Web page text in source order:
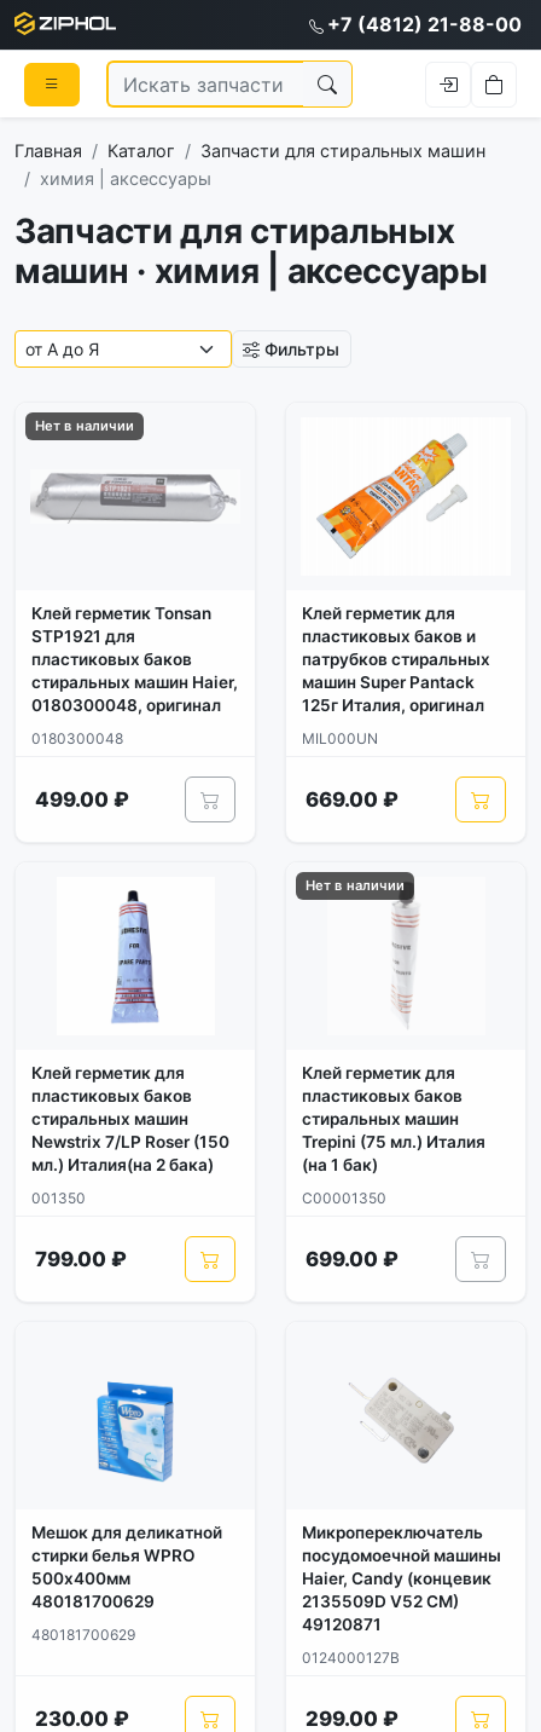
+7 (4812) 21-88-00
Главная Каталог
Запчасти для стиральных машин
химия | аксессуары
Запчасти для стиральных
машин · химия | аксессуары
Фильтры
Нет в наличии
Клей герметик Tonsan
STP1921 для
пластиковых баков
стиральных машин Haier,
0180300048, оригинал
0180300048
499.00 ₽
Клей герметик для
пластиковых баков и
патрубков стиральных
машин Super Pantack
125г Италия, оригинал
MIL000UN
669.00 ₽
Клей герметик для
пластиковых баков
стиральных машин
Newstrix 7/LP Roser (150
мл.) Италия(на 2 бака)
001350
799.00 ₽
Нет в наличии
Клей герметик для
пластиковых баков
стиральных машин
Trepini (75 мл.) Италия
(на 1 бак)
C00001350
699.00 ₽
Мешок для деликатной
стирки белья WPRO
500х400мм
480181700629
480181700629
230.00 ₽
Микропереключатель
посудомоечной машины
Haier, Candy (концевик
2135509D V52 CM)
49120871
0124000127B
299.00 ₽